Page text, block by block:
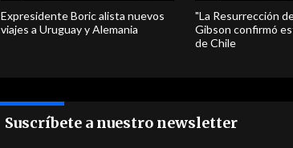
Expresidente Boric alista nuevos
viajes a Uruguay y Alemania
"La Resurrección
Gibson confirmó
de Chile
Suscríbete a nuestro newsletter